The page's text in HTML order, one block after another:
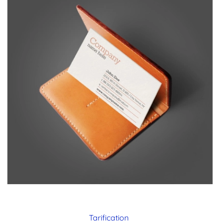
Tarification